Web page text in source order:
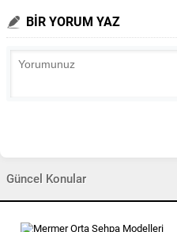
BİR YORUM YAZ
Güncel Konular